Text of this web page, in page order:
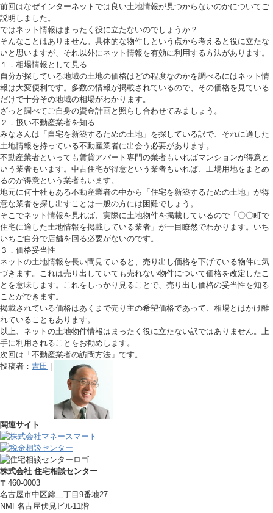
前回はなぜインターネットでは良い土地情報が見つからないのかについてご
説明しました。
ではネット情報はまったく役に立たないのでしょうか？
そんなことはありません。具体的な物件しという点から考えると役に立たな
いと思いますが、それ以外にネット情報を有効に利用する方法があります。
１．相場情報として見る
自分が探している地域の土地の価格はどの程度なのかを調べるにはネット情
報は大変便利です。多数の情報が掲載されているので、その価格を見ている
だけで十分その地域の相場がわかります。
ざっと調べてご自身の資金計画と照らし合わせてみましょう。
２．扱い不動産業者を知る
みなさんは「自宅を新築するための土地」を探している訳で、それに適した
土地情報を持っている不動産業者に出会う必要があります。
不動産業者といっても賃貸アパート専門の業者もいればマンションが得意と
いう業者もいます。中古住宅が得意という業者もいれば、工場用地をまとめ
るのが得意という業者もいます。
地元に何十社もある不動産業者の中から「住宅を新築するための土地」が得
意な業者を探し出すことは一般の方には困難でしょう。
そこでネット情報を見れば、実際に土地物件を掲載しているので「〇〇町で
住宅に適した土地情報を掲載している業者」が一目瞭然でわかります。いち
いちご自分で店舗を回る必要がないのです。
３．価格妥当性
ネットの土地情報を長い間見ていると、売り出し価格を下げている物件に気
づきます。これは売り出していても売れない物件について価格を改定したこ
とを意味します。これをしっかり見ることで、売り出し価格の妥当性を知る
ことができます。
掲載されている価格はあくまで売り主の希望価格であって、相場とはかけ離
れていることもあります。
以上、ネットの土地物件情報はまったく役に立たない訳ではありません。上
手に利用されることをお勧めします。
次回は「不動産業者の訪問方法」です。
投稿者： 吉田
関連サイト
株式会社 住宅相談センター
〒460-0003
名古屋市中区錦二丁目9番地27
NMF名古屋伏見ビル11階